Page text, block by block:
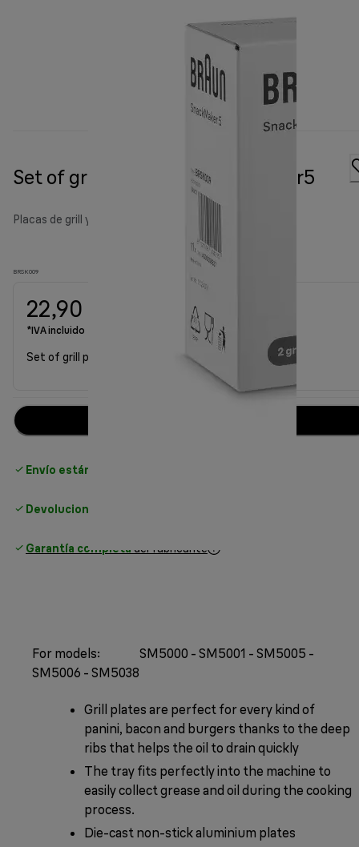
Set of grill plates for Snackmaker5
Placas de grill y juego de placas para MultiGrill
BRSK009
22,90 €
*IVA incluido
Set of grill plates for Snackmaker5
Envío estándar gratuito
Devoluciones gratuitas
Garantía completa del fabricante
For models: SM5000 - SM5001 - SM5005 -
SM5006 - SM5038
Grill plates are perfect for every kind of
panini, bacon and burgers thanks to the deep
ribs that helps the oil to drain quickly
The tray fits perfectly into the machine to
easily collect grease and oil during the cooking
process.
Die-cast non-stick aluminium plates